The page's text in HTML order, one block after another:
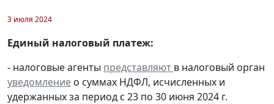
3 июля 2024
Единый налоговый платеж:
- налоговые агенты представляют в налоговый орган
уведомление о суммах НДФЛ, исчисленных и
удержанных за период с 23 по 30 июня 2024 г.